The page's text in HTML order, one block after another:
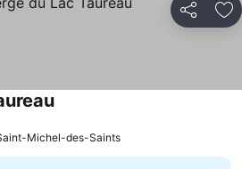
공유 즐
Michel-des-Saints